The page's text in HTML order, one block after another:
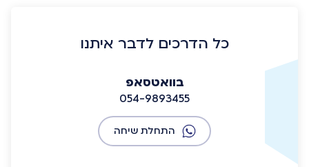
כל הדרכים לדבר איתנו
בוואטסאפ
054-9893455
התחלת שיחה